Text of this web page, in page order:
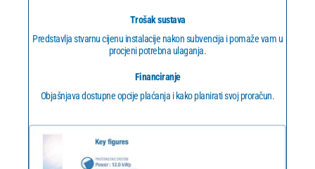
Trošak sustava
Predstavlja stvarnu cijenu instalacije nakon subvencija i pomaže vam u
procjeni potrebna ulaganja.
Financiranje
Objašnjava dostupne opcije plaćanja i kako planirati svoj proračun.